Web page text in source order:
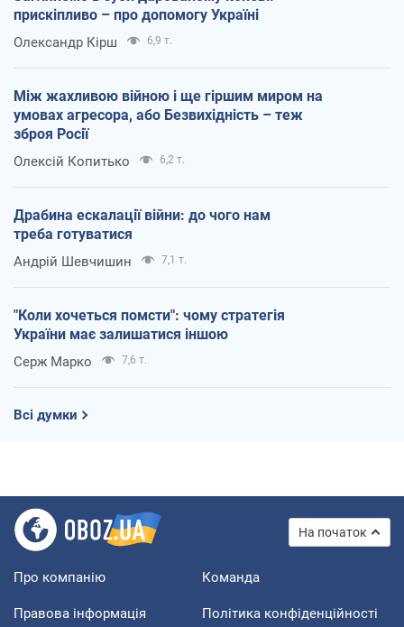
прискіпливо – про допомогу Україні
Олександр Кірш 6,9 т.
Між жахливою війною і ще гіршим миром на
умовах агресора, або Безвихідність – теж
зброя Росії
Олексій Копитько 6,2 т.
Драбина ескалації війни: до чого нам
треба готуватися
Андрій Шевчишин 7,1 т.
"Коли хочеться помсти": чому стратегія
України має залишатися іншою
Серж Марко 7,6 т.
Всі думки
На початок
Про компанію Команда
Правова інформація Політика конфіденційності